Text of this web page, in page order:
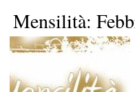
Mensilità: